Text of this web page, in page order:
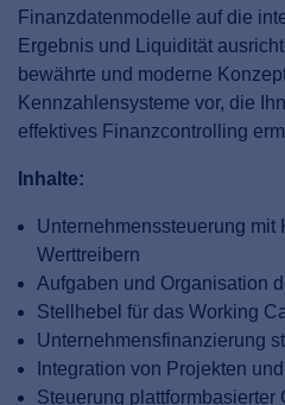
Finanzdatenmodelle auf die
Ergebnis und Liquidität
bewährte und moderne
Kennzahlensysteme vor, die
effektives Finanzcontrolling
Inhalte:
Unternehmenssteuerung mit
Werttreibern
Aufgaben und Organisation
Stellhebel für das Working
Unternehmensfinanzierung
Integration von Projekten
Steuerung plattformbasierter